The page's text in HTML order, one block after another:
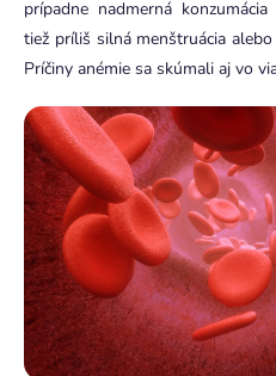
prípadne nadmerná
tiež príliš silná menštruácia
Príčiny anémie sa skúmali aj vo